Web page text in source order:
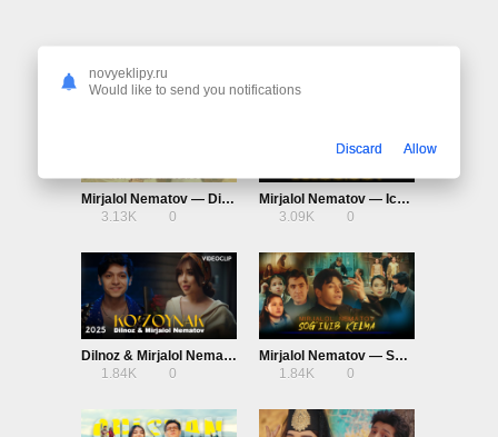
Mirjalol Nematov — Dilbar
3.13K
0
Mirjalol Nematov — Ichaman
3.09K
0
Dilnoz & Mirjalol Nematov — Ko’zoynak
1.84K
0
Mirjalol Nematov — Sog’inib kelma
1.84K
0
novyeklipy.ru
Would like to send you notifications
Discard Allow